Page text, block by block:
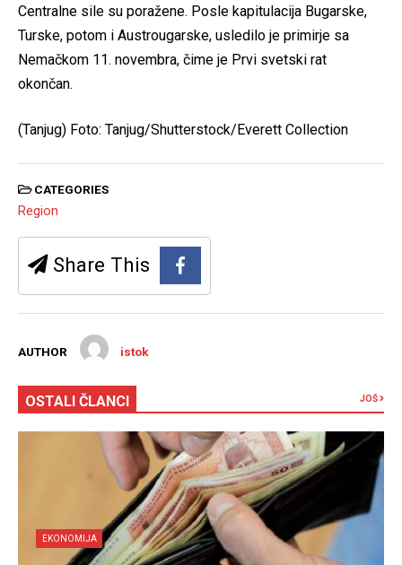
Centralne sile su poražene. Posle kapitulacija Bugarske,
Turske, potom i Austrougarske, usledilo je primirje sa
Nemačkom 11. novembra, čime je Prvi svetski rat
okončan.
(Tanjug) Foto: Tanjug/Shutterstock/Everett Collection
CATEGORIES
Region
Share This
AUTHOR istok
OSTALI ČLANCI JOŠ
EKONOMIJA